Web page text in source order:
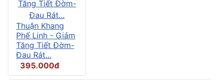
Thuận Khang
Phế Linh - Giảm
Tăng Tiết Đờm-
Đau Rát...
395.000đ